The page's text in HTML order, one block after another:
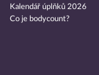
Kalendář úplňků 2026
Co je bodycount?